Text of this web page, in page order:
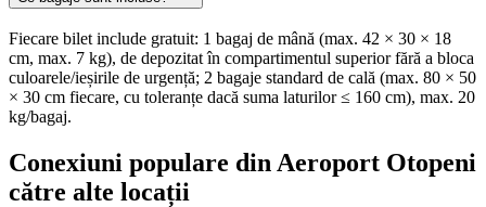
Fiecare bilet include gratuit: 1 bagaj de mână (max. 42 × 30 × 18
cm, max. 7 kg), de depozitat în compartimentul superior fără a bloca
culoarele/ieșirile de urgență; 2 bagaje standard de cală (max. 80 × 50
× 30 cm fiecare, cu toleranțe dacă suma laturilor ≤ 160 cm), max. 20
kg/bagaj.
Conexiuni populare din Aeroport Otopeni
către alte locații